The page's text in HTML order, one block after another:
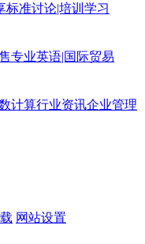
标准讨论|培训学习
专业英语|国际贸易
计算行业资讯企业管理
网站设置